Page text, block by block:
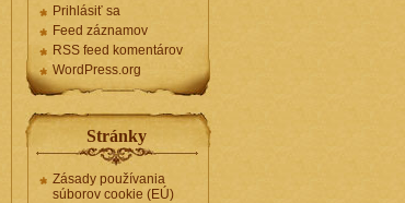
Prihlásiť sa
Feed záznamov
RSS feed komentárov
WordPress.org
Stránky
Zásady používania
súborov cookie (EÚ)